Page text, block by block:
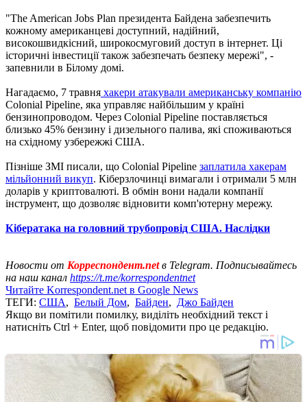
"The American Jobs Plan президента Байдена забезпечить
кожному американцеві доступний, надійний,
високошвидкісний, широкосмуговий доступ в інтернет. Ці
історичні інвестиції також забезпечать безпеку мережі", -
запевнили в Білому домі.
Нагадаємо, 7 травня хакери атакували американську компанію
Colonial Pipeline, яка управляє найбільшим у країні
бензинопроводом. Через Colonial Pipeline поставляється
близько 45% бензину і дизельного палива, які споживаються
на східному узбережжі США.
Пізніше ЗМІ писали, що Colonial Pipeline заплатила хакерам
мільйонний викуп. Кіберзлочинці вимагали і отримали 5 млн
доларів у криптовалюті. В обмін вони надали компанії
інструмент, що дозволяє відновити комп'ютерну мережу.
Кібератака на головний трубопровід США. Наслідки
Новости от Корреспондент.netв Telegram. Подписывайтесь
на наш канал https://t.me/korrespondentnet
Читайте Korrespondent.net в Google News
ТЕГИ: США, Белый Дом, Байден, Джо Байден
Якщо ви помітили помилку, виділіть необхідний текст і
натисніть Ctrl + Enter, щоб повідомити про це редакцію.